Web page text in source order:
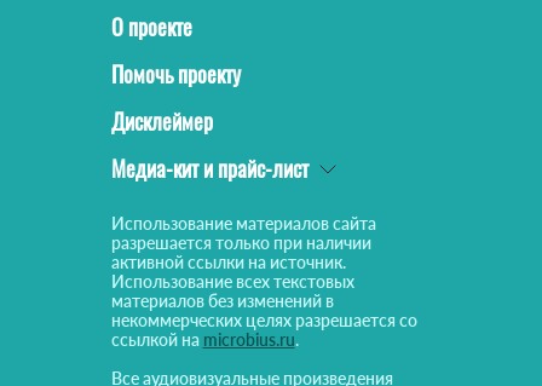
О проекте
Помочь проекту
Дисклеймер
Медиа-кит и прайс-лист
Использование материалов сайта
разрешается только при наличии
активной ссылки на источник.
Использование всех текстовых
материалов без изменений в
некоммерческих целях разрешается со
ссылкой на microbius.ru.
Все аудиовизуальные произведения